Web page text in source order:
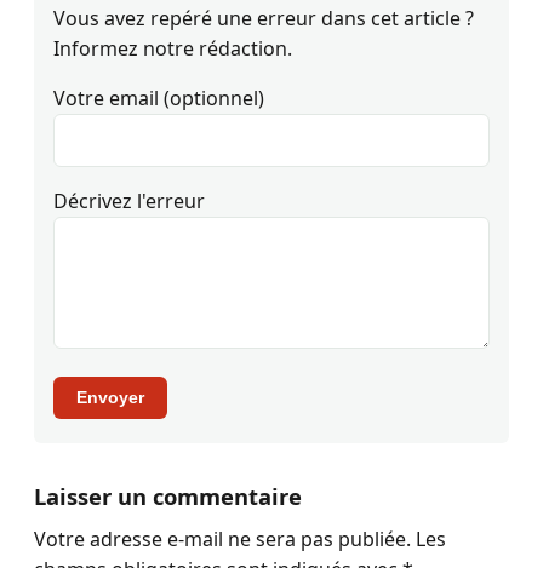
Vous avez repéré une erreur dans cet article ?
Informez notre rédaction.
Votre email (optionnel)
Décrivez l'erreur
Envoyer
Laisser un commentaire
Votre adresse e-mail ne sera pas publiée. Les